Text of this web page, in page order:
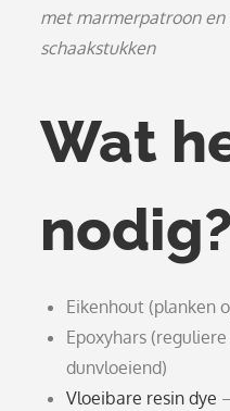
met marmerpatroon
schaakstukken
Wat
nodig?
Eikenhout (planken
Epoxyhars
dunvloeiend)
Vloeibare resin dye